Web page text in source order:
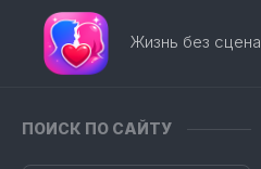
Перейти
содержанию
Жизнь без
ПОИСК ПО САЙТУ